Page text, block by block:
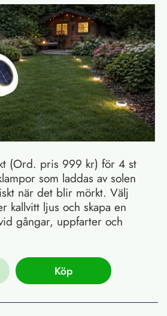
(Ord. pris 999 kr) för 4 st
som laddas av solen
när det blir mörkt. Välj
kallvitt ljus och skapa en
gångar, uppfarter och
Köp